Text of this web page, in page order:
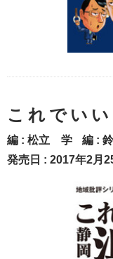
これでい
編 : 松立 学 編 :
発売日 : 2017年2月